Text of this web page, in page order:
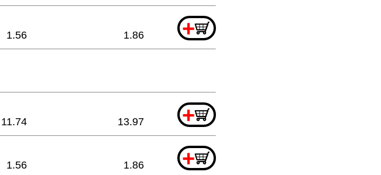
+
1.56 1.86
+
11.74 13.97
+
1.56 1.86